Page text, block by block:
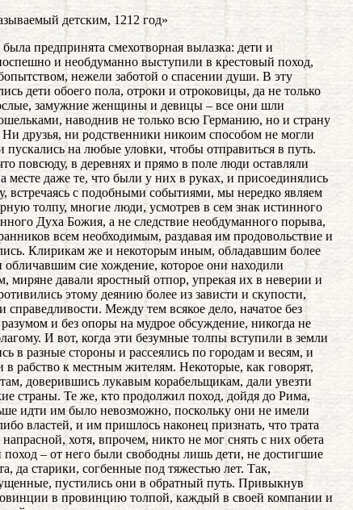
детским, 1212 год»
предпринята смехотворная вылазка: дети и
и необдуманно выступили в крестовый поход,
нежели заботой о спасении души. В эту
дети обоего пола, отроки и отроковицы, да не только
замужние женщины и девицы – все они шли
наводнив не только всю Германию, но и страну
друзья, ни родственники никоим способом не могли
пускались на любые уловки, чтобы отправиться в путь.
повсюду, в деревнях и прямо в поле люди оставляли
месте даже те, что были у них в руках, и присоединялись
встречаясь с подобными событиями, мы нередко являем
толпу, многие люди, усмотрев в сем знак истинного
Духа Божия, а не следствие необдуманного порыва,
всем необходимым, раздавая им продовольствие и
Клирикам же и некоторым иным, обладавшим более
сие хождение, которое они находили
миряне давали яростный отпор, упрекая их в неверии и
этому деянию более из зависти и скупости,
Между тем всякое дело, начатое без
и без опоры на мудрое обсуждение, никогда не
И вот, когда эти безумные толпы вступили в земли
в разные стороны и рассеялись по городам и весям, и
рабство к местным жителям. Некоторые, как говорят,
доверившись лукавым корабельщикам, дали увезти
страны. Те же, кто продолжил поход, дойдя до Рима,
идти им было невозможно, поскольку они не имели
властей, и им пришлось наконец признать, что трата
хотя, впрочем, никто не мог снять с них обета
поход – от него были свободны лишь дети, не достигшие
да старики, согбенные под тяжестью лет. Так,
пустились они в обратный путь. Привыкнув
в провинцию толпой, каждый в своей компании и